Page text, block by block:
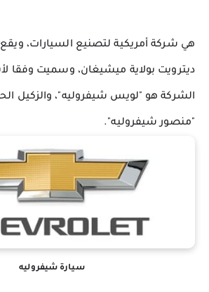
هي شركة أمريكية لتصنيع السيارات، ويقع
ديترويت بولاية ميشيغان،
"منصور شيفروليه".
سيارة شيفروليه